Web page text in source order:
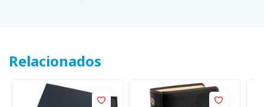
Relacionados